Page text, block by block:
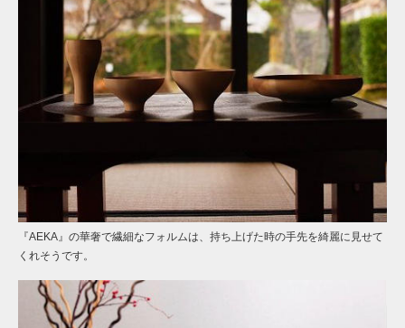
『AEKA』の華奢で繊細なフォルムは、持ち上げた時の手先を綺麗に見せて
くれそうです。